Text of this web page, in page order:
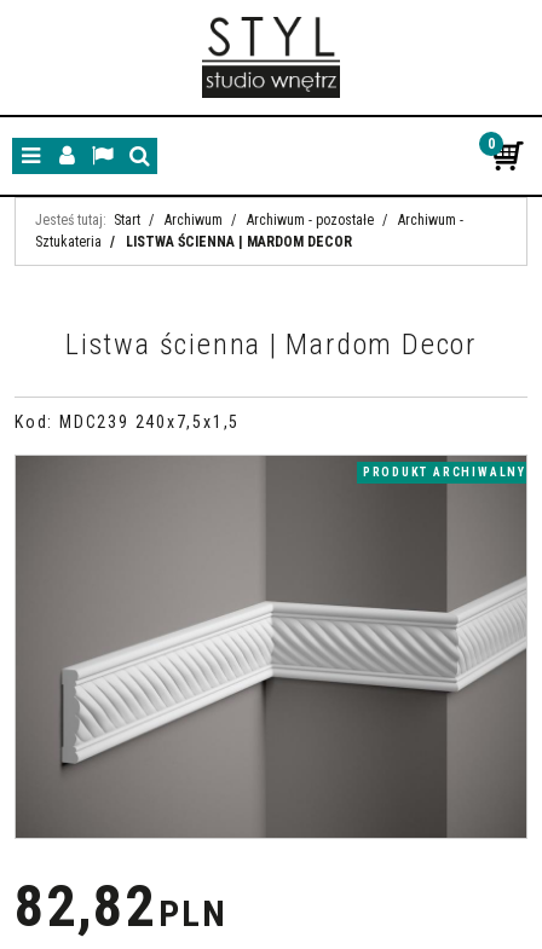
MenuPanelLangSzukaj
0
Jesteś tutaj: Start / Archiwum / Archiwum - pozostałe /
Archiwum -
Sztukateria / LISTWA ŚCIENNA | MARDOM DECOR
Listwa ścienna | Mardom Decor
Kod : MDC239 240x7,5x1,5
PRODUKT ARCHIWALNY
82,82 PLN